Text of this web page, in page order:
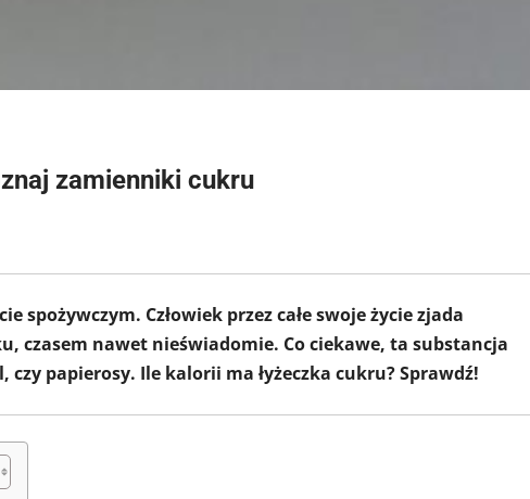
zamienniki cukru
spożywczym. Człowiek przez całe swoje życie zjada
czasem nawet nieświadomie. Co ciekawe, ta substancja
papierosy. Ile kalorii ma łyżeczka cukru? Sprawdź!